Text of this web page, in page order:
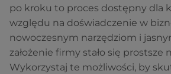
po kroku to proces dostępny dla
względu na doświadczenie w
nowoczesnym narzędziom i
założenie firmy stało się prostsze
Wykorzystaj te możliwości, by